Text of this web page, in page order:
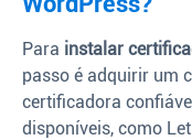
Para instalar
passo é adquirir um
certificadora
disponíveis, como